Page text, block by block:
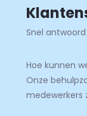
Snel
Hoe kunnen
Onze
medewerkers